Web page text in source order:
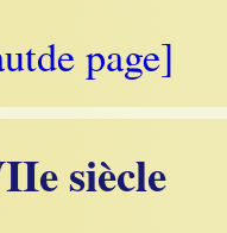
page]
siècle